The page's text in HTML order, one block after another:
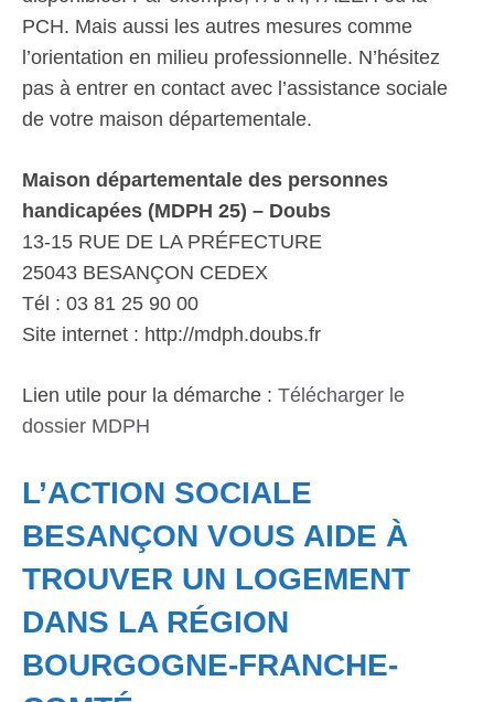
PCH. Mais aussi les autres mesures comme
l’orientation en milieu professionnelle. N’hésitez
pas à entrer en contact avec l’assistance sociale
de votre maison départementale.
Maison départementale des personnes
handicapées (MDPH 25) – Doubs
13-15 RUE DE LA PRÉFECTURE
25043 BESANÇON CEDEX
Tél : 03 81 25 90 00
Site internet : http://mdph.doubs.fr
Lien utile pour la démarche : Télécharger le
dossier MDPH
L’ACTION SOCIALE
BESANÇON VOUS AIDE À
TROUVER UN LOGEMENT
DANS LA RÉGION
BOURGOGNE-FRANCHE-